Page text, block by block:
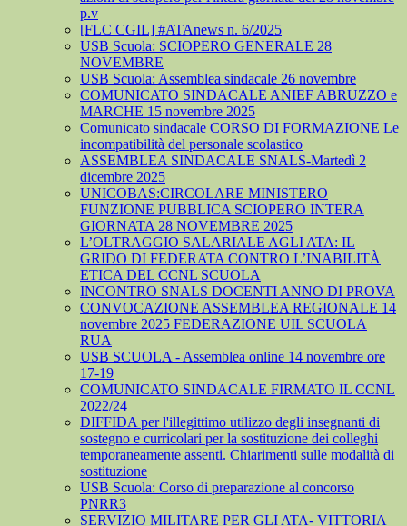
p.v
[FLC CGIL] #ATAnews n. 6/2025
USB Scuola: SCIOPERO GENERALE 28
NOVEMBRE
USB Scuola: Assemblea sindacale 26 novembre
COMUNICATO SINDACALE ANIEF ABRUZZO e
MARCHE 15 novembre 2025
Comunicato sindacale CORSO DI FORMAZIONE Le
incompatibilità del personale scolastico
ASSEMBLEA SINDACALE SNALS-Martedì 2
dicembre 2025
UNICOBAS:CIRCOLARE MINISTERO
FUNZIONE PUBBLICA SCIOPERO INTERA
GIORNATA 28 NOVEMBRE 2025
L’OLTRAGGIO SALARIALE AGLI ATA: IL
GRIDO DI FEDERATA CONTRO L’INABILITÀ
ETICA DEL CCNL SCUOLA
INCONTRO SNALS DOCENTI ANNO DI PROVA
CONVOCAZIONE ASSEMBLEA REGIONALE 14
novembre 2025 FEDERAZIONE UIL SCUOLA
RUA
USB SCUOLA - Assemblea online 14 novembre ore
17-19
COMUNICATO SINDACALE FIRMATO IL CCNL
2022/24
DIFFIDA per l'illegittimo utilizzo degli insegnanti di
sostegno e curricolari per la sostituzione dei colleghi
temporaneamente assenti. Chiarimenti sulle modalità di
sostituzione
USB Scuola: Corso di preparazione al concorso
PNRR3
SERVIZIO MILITARE PER GLI ATA- VITTORIA